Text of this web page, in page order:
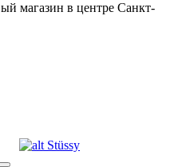
магазин в центре Санкт-
Stüssy